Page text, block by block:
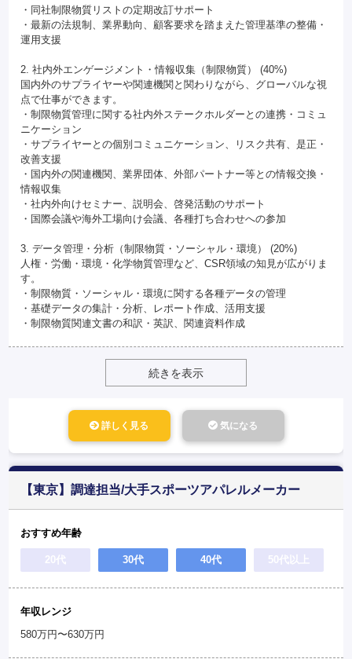
・同社制限物質リストの定期改訂サポート
・最新の法規制、業界動向、顧客要求を踏まえた管理基準の整備・
運用支援
2. 社内外エンゲージメント・情報収集（制限物質） (40%)
国内外のサプライヤーや関連機関と関わりながら、グローバルな視
点で仕事ができます。
・制限物質管理に関する社内外ステークホルダーとの連携・コミュ
ニケーション
・サプライヤーとの個別コミュニケーション、リスク共有、是正・
改善支援
・国内外の関連機関、業界団体、外部パートナー等との情報交換・
情報収集
・社内外向けセミナー、説明会、啓発活動のサポート
・国際会議や海外工場向け会議、各種打ち合わせへの参加
3. データ管理・分析（制限物質・ソーシャル・環境） (20%)
人権・労働・環境・化学物質管理など、CSR領域の知見が広がりま
す。
・制限物質・ソーシャル・環境に関する各種データの管理
・基礎データの集計・分析、レポート作成、活用支援
・制限物質関連文書の和訳・英訳、関連資料作成
続きを表示
詳しく見る 気になる
【東京】調達担当/大手スポーツアパレルメーカー
おすすめ年齢
20代 30代 40代 50代以上
年収レンジ
580万円〜630万円